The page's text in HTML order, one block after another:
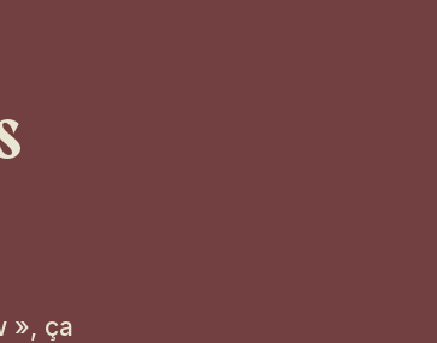
», ça